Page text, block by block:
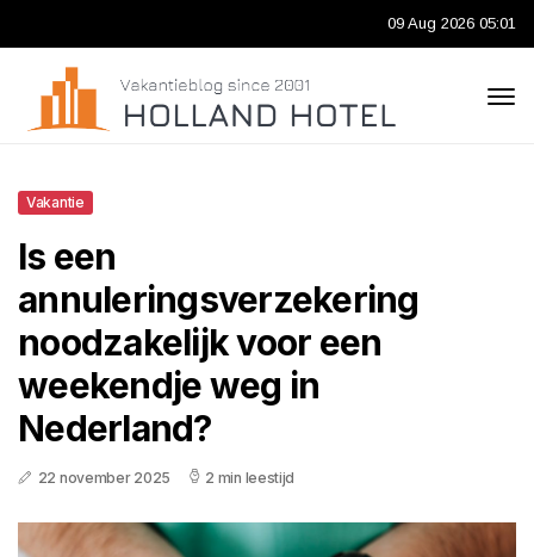
09 Aug 2026 05:01
Vakantie
Is een
annuleringsverzekering
noodzakelijk voor een
weekendje weg in
Nederland?
22 november 2025 2 min leestijd